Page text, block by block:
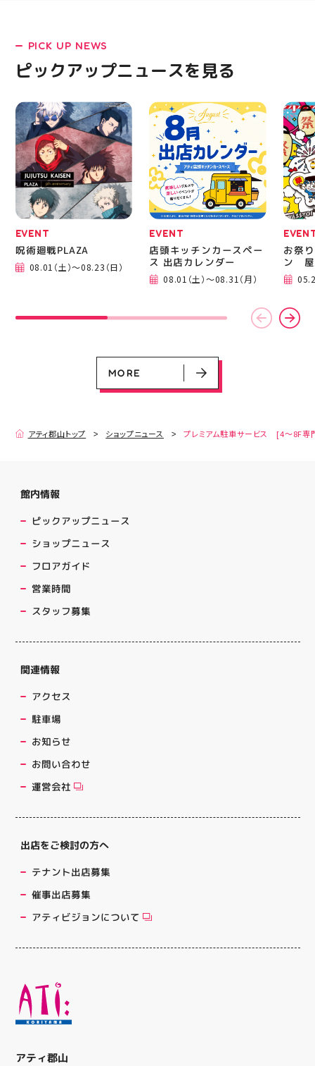
LATEST!
ピックアップニュース
EVENT
EVENT
店頭キッチンカースペース 出店カ
08.01（土）～08.31（月）
EVENT
お祭りBBQビアガーデン 屋上で好
05.21（木）～09.27（日）
CAMPAIGN
ヨドバシカメラ 平日限定1時間駐
CAMPAIGN
プレミアム駐車サービス [4～8F
PICK UP NEWS
ピックアップニュースを見る
EVENT
呪術廻戦PLAZA
08.01（土）～08.23（日）
EVENT
店頭キッチンカースペー
ス 出店カレンダー
08.01（土）～08.31（月）
お祭
ン 屋
MORE
アティ郡山トップ ショップニュース プレミアム駐車サービス [4～8F専
アティ郡山
館内情報
ピックアップニュース
ショップニュース
フロアガイド
営業時間
スタッフ募集
関連情報
アクセス
駐車場
お知らせ
お問い合わせ
運営会社
出店をご検討の方へ
テナント出店募集
催事出店募集
アティビジョンについて